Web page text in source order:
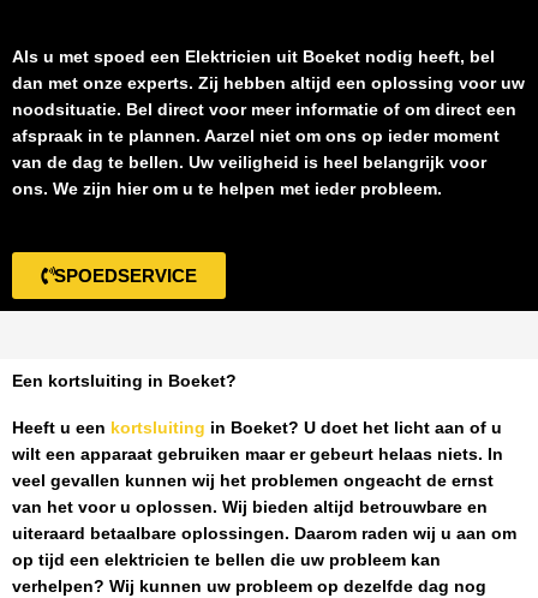
Als u met spoed een Elektricien uit Boeket nodig heeft, bel
dan met onze experts. Zij hebben altijd een oplossing voor uw
noodsituatie. Bel direct voor meer informatie of om direct een
afspraak in te plannen. Aarzel niet om ons op ieder moment
van de dag te bellen. Uw veiligheid is heel belangrijk voor
ons. We zijn hier om u te helpen met ieder probleem.
SPOEDSERVICE
Een kortsluiting in Boeket?
Heeft u een kortsluiting in Boeket? U doet het licht aan of u
wilt een apparaat gebruiken maar er gebeurt helaas niets. In
veel gevallen kunnen wij het problemen ongeacht de ernst
van het voor u oplossen. Wij bieden altijd betrouwbare en
uiteraard betaalbare oplossingen. Daarom raden wij u aan om
op tijd een elektricien te bellen die uw probleem kan
verhelpen? Wij kunnen uw probleem op dezelfde dag nog